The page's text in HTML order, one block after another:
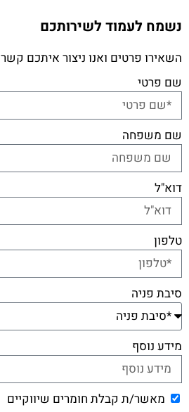
נשמח לעמוד לשירותכם
השאירו פרטים ואנו ניצור איתכם קשר
שם פרטי
שם משפחה
דוא"ל
טלפון
סיבת פניה
מידע נוסף
מאשר/ת קבלת חומרים שיווקיים